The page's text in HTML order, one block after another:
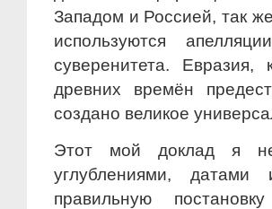
Западом и Россией, так
используются
суверенитета.
древних времён
создано великое
Этот мой доклад я не
углублениями,
правильную